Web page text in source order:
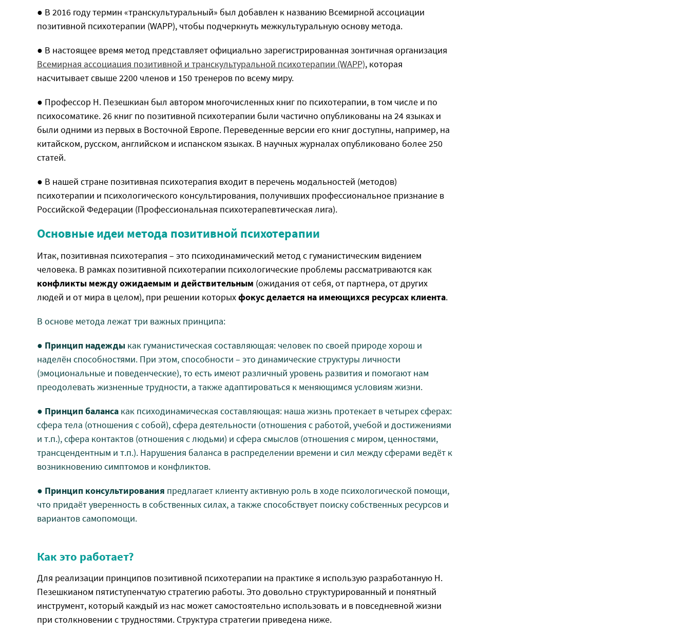
● В 2016 году термин «транскультуральный» был добавлен к названию Всемирной ассоциации
позитивной психотерапии (WAPP), чтобы подчеркнуть межкультуральную основу метода.
● В настоящее время метод представляет официально зарегистрированная зонтичная организация
Всемирная ассоциация позитивной и транскультуральной психотерапии (WAPP), которая
насчитывает свыше 2200 членов и 150 тренеров по всему миру.
● Профессор Н. Пезешкиан был автором многочисленных книг по психотерапии, в том числе и по
психосоматике. 26 книг по позитивной психотерапии были частично опубликованы на 24 языках и
были одними из первых в Восточной Европе. Переведенные версии его книг доступны, например, на
китайском, русском, английском и испанском языках. В научных журналах опубликовано более 250
статей.
● В нашей стране позитивная психотерапия входит в перечень модальностей (методов)
психотерапии и психологического консультирования, получивших профессиональное признание в
Российской Федерации (Профессиональная психотерапевтическая лига).
Основные идеи метода позитивной психотерапии
Итак, позитивная психотерапия – это психодинамический метод с гуманистическим видением
человека. В рамках позитивной психотерапии психологические проблемы рассматриваются как
конфликты между ожидаемым и действительным (ожидания от себя, от партнера, от других
людей и от мира в целом), при решении которыхфокус делается на имеющихся ресурсах клиента.
В основе метода лежат три важных принципа:
● Принцип надежды как гуманистическая составляющая: человек по своей природе хорош и
наделён способностями. При этом, способности – это динамические структуры личности
(эмоциональные и поведенческие), то есть имеют различный уровень развития и помогают нам
преодолевать жизненные трудности, а также адаптироваться к меняющимся условиям жизни.
● Принцип баланса как психодинамическая составляющая: наша жизнь протекает в четырех сферах:
сфера тела (отношения с собой), сфера деятельности (отношения с работой, учебой и достижениями
и т.п.), сфера контактов (отношения с людьми) и сфера смыслов (отношения с миром, ценностями,
трансцендентным и т.п.). Нарушения баланса в распределении времени и сил между сферами ведёт к
возникновению симптомов и конфликтов.
● Принцип консультирования предлагает клиенту активную роль в ходе психологической помощи,
что придаёт уверенность в собственных силах, а также способствует поиску собственных ресурсов и
вариантов самопомощи.
Как это работает?
Для реализации принципов позитивной психотерапии на практике я использую разработанную Н.
Пезешкианом пятиступенчатую стратегию работы. Это довольно структурированный и понятный
инструмент, который каждый из нас может самостоятельно использовать и в повседневной жизни
при столкновении с трудностями. Структура стратегии приведена ниже.